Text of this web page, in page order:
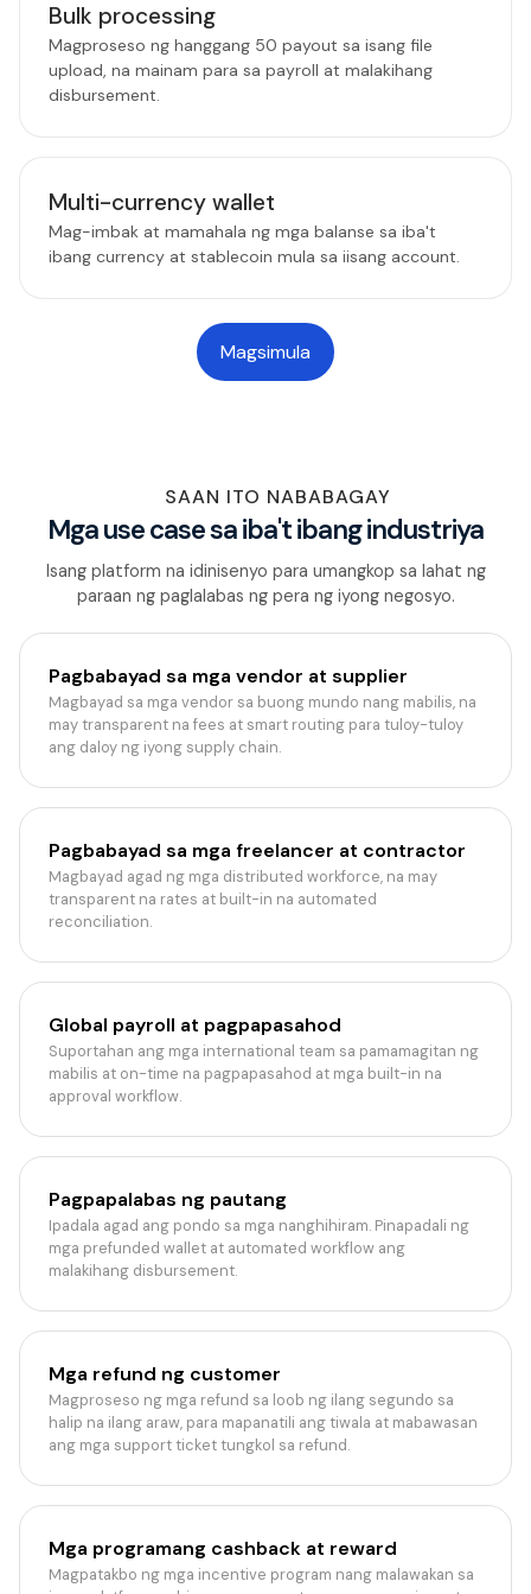
Bulk processing
Magproseso ng hanggang 50 payout sa isang file
upload, na mainam para sa payroll at malakihang
disbursement.
Multi-currency wallet
Mag-imbak at mamahala ng mga balanse sa iba't
ibang currency at stablecoin mula sa iisang account.
Magsimula
SAAN ITO NABABAGAY
Mga use case sa iba't ibang industriya
Isang platform na idinisenyo para umangkop sa lahat ng
paraan ng paglalabas ng pera ng iyong negosyo.
Pagbabayad sa mga vendor at supplier
Magbayad sa mga vendor sa buong mundo nang mabilis, na
may transparent na fees at smart routing para tuloy-tuloy
ang daloy ng iyong supply chain.
Pagbabayad sa mga freelancer at contractor
Magbayad agad ng mga distributed workforce, na may
transparent na rates at built-in na automated
reconciliation.
Global payroll at pagpapasahod
Suportahan ang mga international team sa pamamagitan ng
mabilis at on-time na pagpapasahod at mga built-in na
approval workflow.
Pagpapalabas ng pautang
Ipadala agad ang pondo sa mga nanghihiram. Pinapadali ng
mga prefunded wallet at automated workflow ang
malakihang disbursement.
Mga refund ng customer
Magproseso ng mga refund sa loob ng ilang segundo sa
halip na ilang araw, para mapanatili ang tiwala at mabawasan
ang mga support ticket tungkol sa refund.
Mga programang cashback at reward
Magpatakbo ng mga incentive program nang malawakan sa